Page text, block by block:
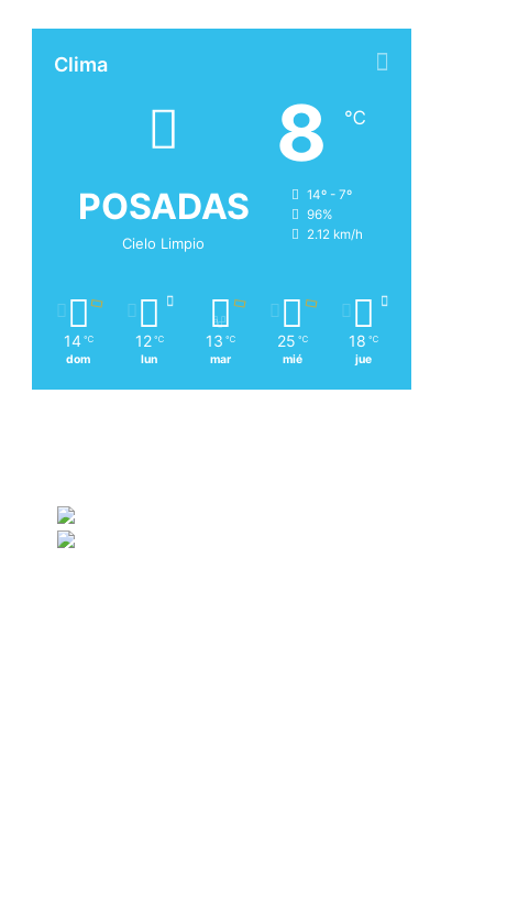
Clima
POSADAS
Cielo Limpio
8 ℃
14º - 7º
96%
2.12 km/h
14 ℃
dom
12 ℃
lun
13 ℃
mar
25 ℃
mié
18 ℃
jue